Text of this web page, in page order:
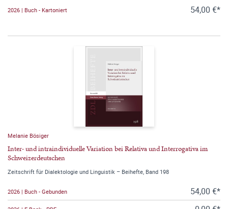
2026 | Buch - Kartoniert 54,00 €*
Melanie Bösiger
Inter- und intraindividuelle Variation bei Relativa und Interrogativa im
Schweizerdeutschen
Zeitschrift für Dialektologie und Linguistik – Beihefte, Band 198
2026 | Buch - Gebunden 54,00 €*